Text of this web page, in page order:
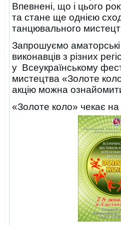
Впевнені, що і цього
та стане ще однією
танцювального
Запрошуємо
виконавців з різних
у Всеукраїнському
мистецтва «Золоте
акцію можна
«Золоте коло» чекає на